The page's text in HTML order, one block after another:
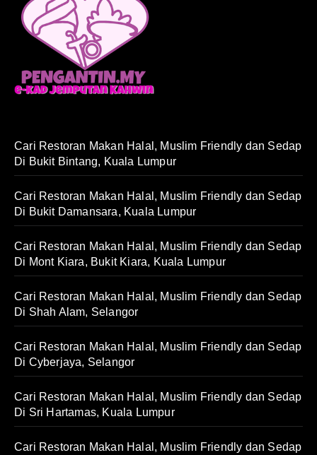
Cari Restoran Makan Halal, Muslim Friendly dan Sedap
Di Bukit Bintang, Kuala Lumpur
Cari Restoran Makan Halal, Muslim Friendly dan Sedap
Di Bukit Damansara, Kuala Lumpur
Cari Restoran Makan Halal, Muslim Friendly dan Sedap
Di Mont Kiara, Bukit Kiara, Kuala Lumpur
Cari Restoran Makan Halal, Muslim Friendly dan Sedap
Di Shah Alam, Selangor
Cari Restoran Makan Halal, Muslim Friendly dan Sedap
Di Cyberjaya, Selangor
Cari Restoran Makan Halal, Muslim Friendly dan Sedap
Di Sri Hartamas, Kuala Lumpur
Cari Restoran Makan Halal, Muslim Friendly dan Sedap